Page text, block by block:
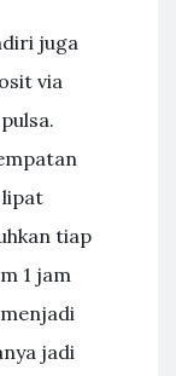
juga
via
lipat
tiap
1 jam
jadi